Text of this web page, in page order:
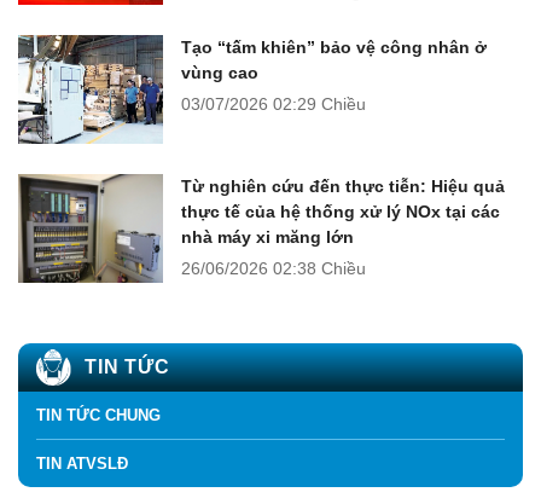
Tạo “tấm khiên” bảo vệ công nhân ở
vùng cao
03/07/2026 02:29 Chiều
Từ nghiên cứu đến thực tiễn: Hiệu quả
thực tế của hệ thống xử lý NOx tại các
nhà máy xi măng lớn
26/06/2026 02:38 Chiều
TIN TỨC
TIN TỨC CHUNG
TIN ATVSLĐ